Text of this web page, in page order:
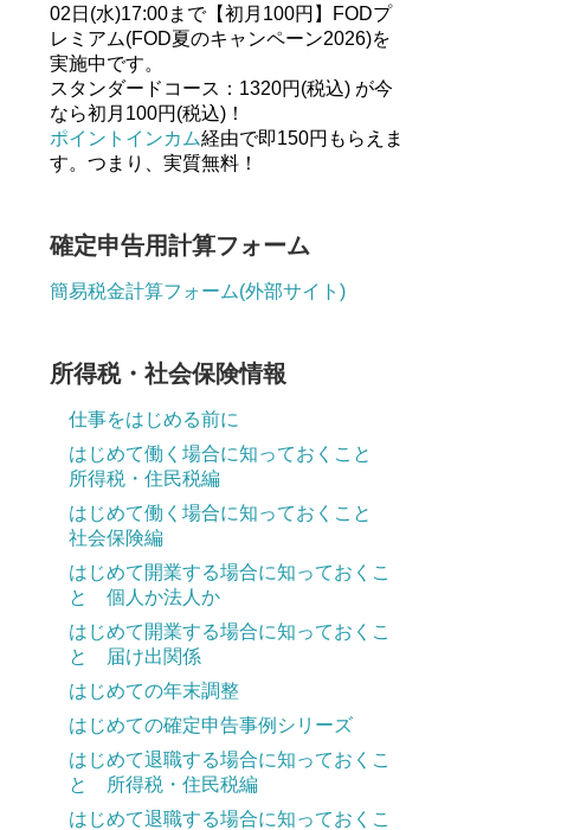
02日(水)17:00まで【初月100円】FODプ
レミアム(FOD夏のキャンペーン2026)を
実施中です。
スタンダードコース：1320円(税込) が今
なら初月100円(税込)！
ポイントインカム経由で即150円もらえま
す。つまり、実質無料！
確定申告用計算フォーム
簡易税金計算フォーム(外部サイト)
所得税・社会保険情報
仕事をはじめる前に
はじめて働く場合に知っておくこと
所得税・住民税編
はじめて働く場合に知っておくこと
社会保険編
はじめて開業する場合に知っておくこ
と 個人か法人か
はじめて開業する場合に知っておくこ
と 届け出関係
はじめての年末調整
はじめての確定申告事例シリーズ
はじめて退職する場合に知っておくこ
と 所得税・住民税編
はじめて退職する場合に知っておくこ